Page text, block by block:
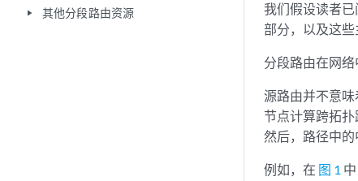
play_arrow 其他分段路由资源 我们假设读者
部分，以及这些
分段路由在网络
源路由并不意
节点计算跨拓
然后，路径中的
例如，在 图 1